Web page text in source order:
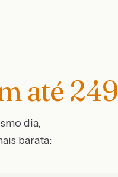
até 249
dia,
barata: